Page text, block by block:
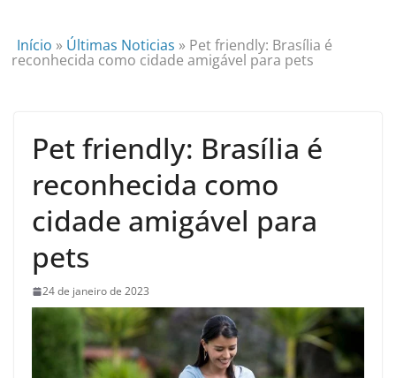
Início » Últimas Noticias » Pet friendly: Brasília é
reconhecida como cidade amigável para pets
Pet friendly: Brasília é
reconhecida como
cidade amigável para
pets
24 de janeiro de 2023